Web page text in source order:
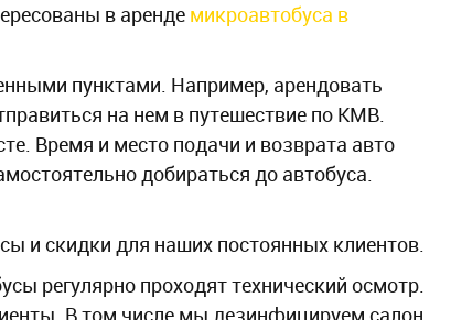
в аренде микроавтобуса в
пунктами. Например, арендовать
на нем в путешествие по КМВ.
Время и место подачи и возврата авто
добираться до автобуса.
и скидки для наших постоянных клиентов.
регулярно проходят технический осмотр.